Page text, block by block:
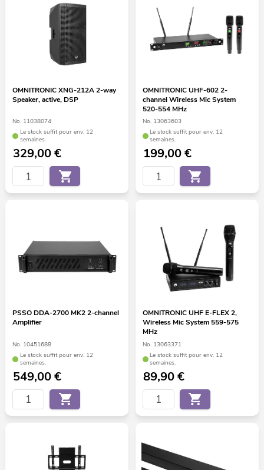
OMNITRONIC XNG-212A 2-way
Speaker, active, DSP
No. 11038074
Le stock suffit pour env. 12
semaines.
329,00€
OMNITRONIC UHF-602 2-
channel Wireless Mic System
520-554 MHz
No. 13063603
Le stock suffit pour env. 12
semaines.
199,00€
PSSO DDA-2700 MK2 2-channel
Amplifier
No. 10451688
Le stock suffit pour env. 12
semaines.
549,00€
OMNITRONIC UHF E-FLEX 2,
Wireless Mic System 559-575
MHz
No. 13063371
Le stock suffit pour env. 12
semaines.
89,90€